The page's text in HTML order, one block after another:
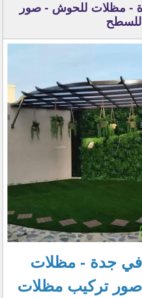
- مظلات للحوش - صور
جدة - مظلات
تركيب مظلات